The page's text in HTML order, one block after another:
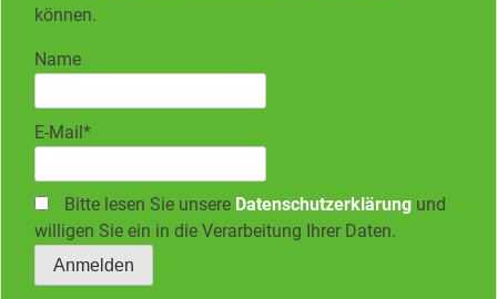
können.
Name
E-Mail*
Bitte lesen Sie unsere Datenschutzerklärung und
willigen Sie ein in die Verarbeitung Ihrer Daten.